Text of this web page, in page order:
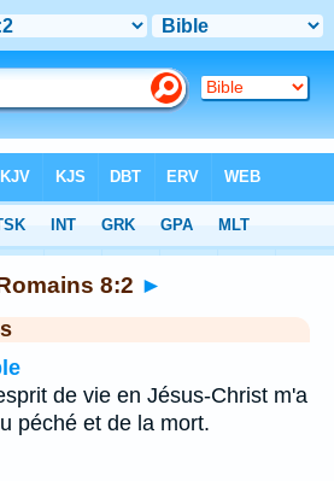
8:2 ►
de vie en Jésus-Christ m'a
péché et de la mort.